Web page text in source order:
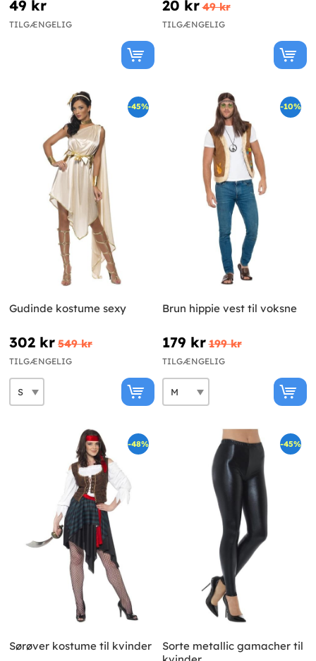
49 kr
TILGÆNGELIG
20 kr 49 kr
TILGÆNGELIG
-45%
Gudinde kostume sexy
302 kr 549 kr
TILGÆNGELIG
-10%
Brun hippie vest til voksne
179 kr 199 kr
TILGÆNGELIG
-48%
Sørøver kostume til kvinder
-45%
Sorte metallic gamacher til